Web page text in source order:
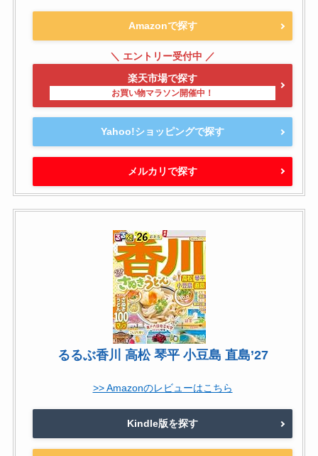
Amazonで探す
楽天市場で探す
Yahoo!ショッピングで探す
メルカリで探す
るるぶ香川 高松 琴平 小豆島 直島’27
>> Amazonのレビューはこちら
Kindle版を探す